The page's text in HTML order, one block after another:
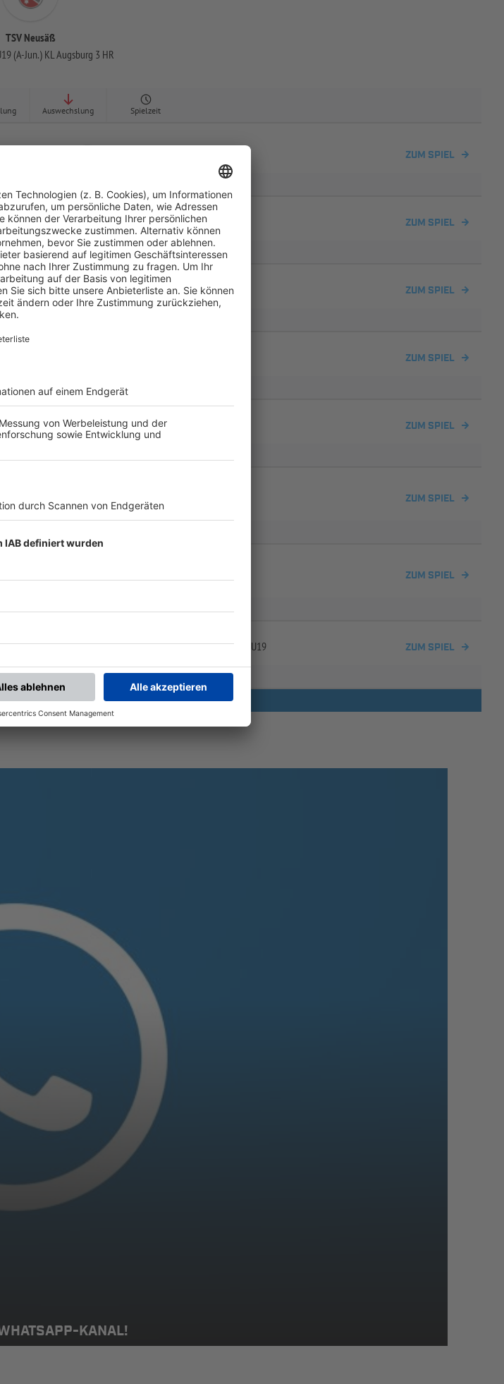
TSV Neusäß
(A-Jun.) KL Augsburg 3 HR
Auswechslung Spielzeit
ZUM SPIEL
: 
( :  )
TSV Neusäß ZUM SPIEL
0 90
: 
( :  )
TSV 1909 Gersthofen U19 ZUM SPIEL
ZUM SPIEL
0
 :
( :  )
TSV Göggingen ZUM SPIEL
:
ZUM SPIEL
ZUM SPIEL
- -
: (SG) Adelsried/Bonstetten/Welden U19 ZUM SPIEL
0
90
1 495
KANAL!